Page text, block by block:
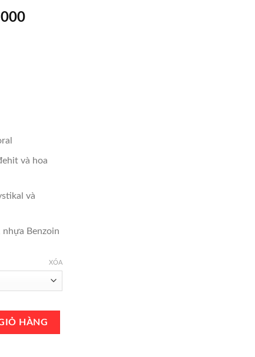
Giá
và hoa
và
Benzoin
XÓA
Parfum 100ml Chính Hãng - Hương Thơm Đậm Chất Sang Trọng số
HÀNG